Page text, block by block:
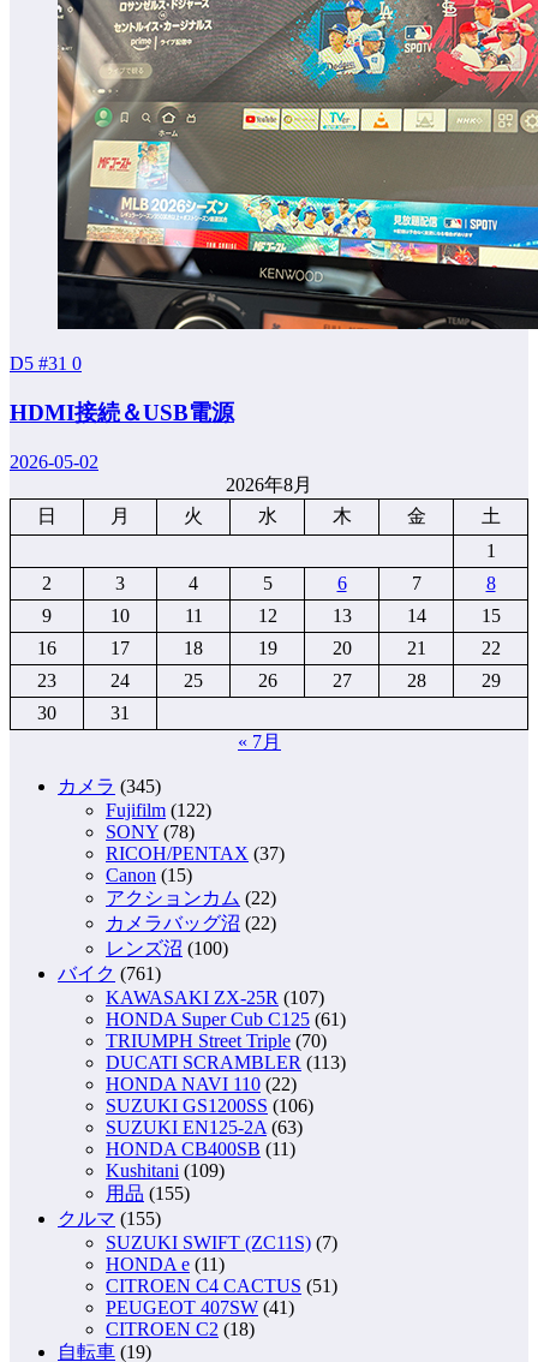
D5 #31 0
HDMI接続＆USB電源
2026-05-02
2026年8月
日
月 火 水 木 金
土
1
2
3 4 5 6 7
8
9
10 11 12 13 14
15
16
17 18 19 20 21
22
23
24 25 26 27 28
29
30
31
« 7月
カメラ (345)
Fujifilm (122)
SONY (78)
RICOH/PENTAX (37)
Canon (15)
アクションカム (22)
カメラバッグ沼 (22)
レンズ沼 (100)
バイク (761)
KAWASAKI ZX-25R (107)
HONDA Super Cub C125 (61)
TRIUMPH Street Triple (70)
DUCATI SCRAMBLER (113)
HONDA NAVI 110 (22)
SUZUKI GS1200SS (106)
SUZUKI EN125-2A (63)
HONDA CB400SB (11)
Kushitani (109)
用品 (155)
クルマ (155)
SUZUKI SWIFT (ZC11S) (7)
HONDA e (11)
CITROEN C4 CACTUS (51)
PEUGEOT 407SW (41)
CITROEN C2 (18)
自転車 (19)